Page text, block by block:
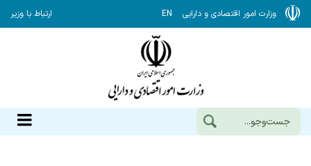
وزارت امور اقتصادی و دارایی EN ارتباط با وزیر